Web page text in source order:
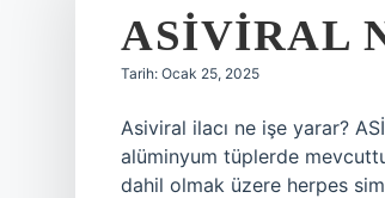
ASIVIRAL
Tarih: Ocak 25, 2025
Asiviral ilacı ne işe yarar?
alüminyum tüplerde
dahil olmak üzere herpes